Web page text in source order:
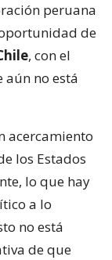
peruana
de
, con el
aún no está
acercamiento
los Estados
lo que hay
a lo
no está
de que